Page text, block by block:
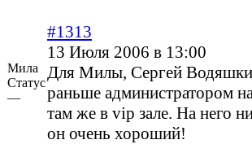
Мила
Статус
—
#1313
13 Июля 2006 в 13:00
Для Милы, Сергей
раньше администратором
там же в vip зале. На него
он очень хороший!